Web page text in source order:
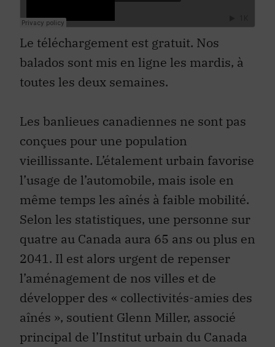
Le téléchargement est gratuit. Nos
balados sont mis en ligne les mardis, à
toutes les deux semaines.
Les banlieues canadiennes ne sont pas
conçues pour une population
vieillissante. L’étalement urbain favorise
l’usage de l’automobile, mais isole en
même temps les aînés à faible mobilité.
Selon les statistiques, une personne sur
quatre au Canada aura 65 ans ou plus en
2041. Il est alors urgent de repenser
l’aménagement de nos villes et de
développer des « collectivités-amies des
aînés », soutient Glenn Miller, associé
principal de l’Institut urbain du Canada